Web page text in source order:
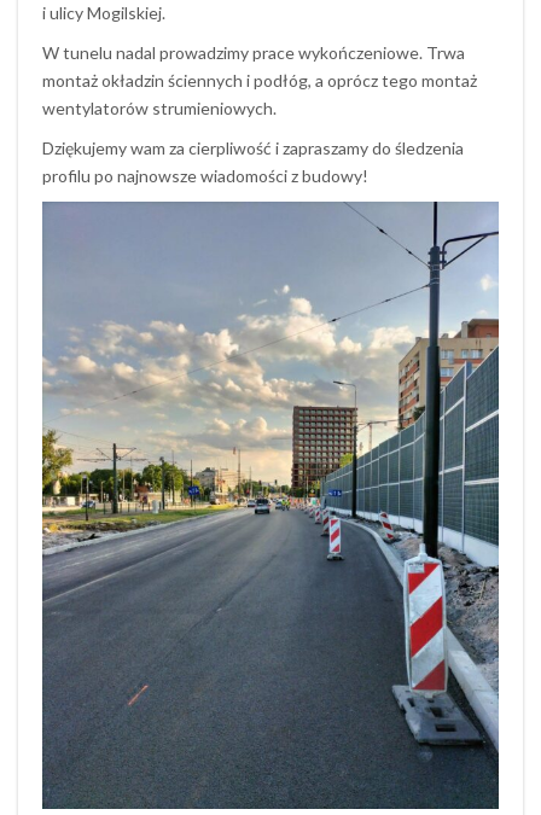
i ulicy Mogilskiej.
W tunelu nadal prowadzimy prace wykończeniowe. Trwa
montaż okładzin ściennych i podłóg, a oprócz tego montaż
wentylatorów strumieniowych.
Dziękujemy wam za cierpliwość i zapraszamy do śledzenia
profilu po najnowsze wiadomości z budowy!